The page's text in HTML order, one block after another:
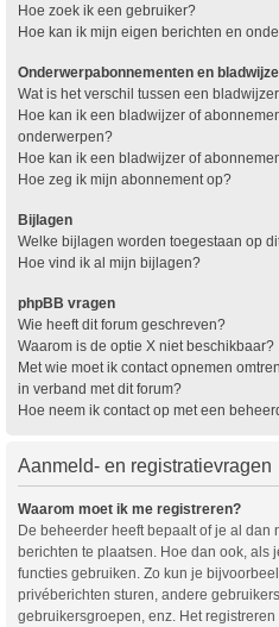
Hoe zoek ik een gebruiker?
Hoe kan ik mijn eigen berichten en
Onderwerpabonnementen en
Wat is het verschil tussen een
Hoe kan ik een bladwijzer of
onderwerpen?
Hoe kan ik een bladwijzer of
Hoe zeg ik mijn abonnement op?
Bijlagen
Welke bijlagen worden toegestaan op
Hoe vind ik al mijn bijlagen?
phpBB vragen
Wie heeft dit forum geschreven?
Waarom is de optie X niet beschikbaar?
Met wie moet ik contact opnemen
in verband met dit forum?
Hoe neem ik contact op met een
Aanmeld- en registratievragen
Waarom moet ik me registreren?
De beheerder heeft bepaalt of je al dan
berichten te plaatsen. Hoe dan ook, als
functies gebruiken. Zo kun je
privéberichten sturen, andere
gebruikersgroepen, enz. Het